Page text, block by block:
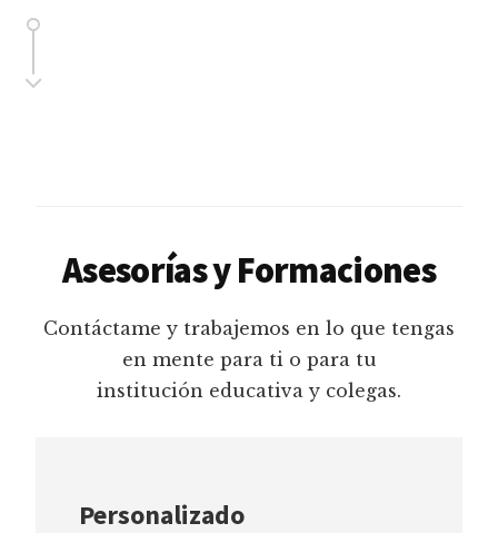
Asesorías y Formaciones
Contáctame y trabajemos en lo que tengas
en mente para ti o para tu
institución educativa y colegas.
Personalizado